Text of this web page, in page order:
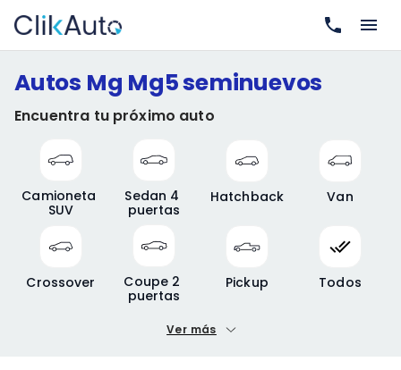
Autos Mg Mg5 seminuevos
Encuentra tu próximo auto
Camioneta
SUV
Sedan 4
puertas
Hatchback Van
Crossover
Coupe 2
puertas
Pickup Todos
Precio máximo
Ver más